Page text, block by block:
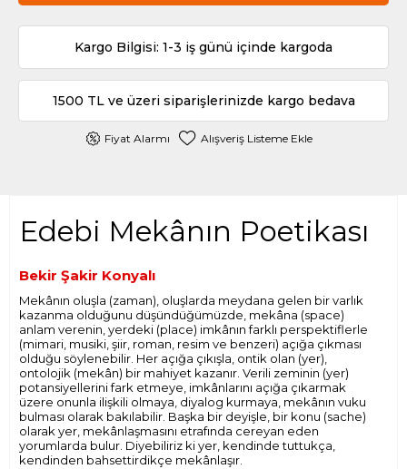
Kargo Bilgisi: 1-3 iş günü içinde kargoda
1500 TL ve üzeri siparişlerinizde kargo bedava
Fiyat Alarmı Alışveriş Listeme Ekle
Edebi Mekânın Poetikası
Bekir Şakir Konyalı
Mekânın oluşla (zaman), oluşlarda meydana gelen bir varlık
kazanma olduğunu düşündüğümüzde, mekâna (space)
anlam verenin, yerdeki (place) imkânın farklı perspektiflerle
(mimari, musiki, şiir, roman, resim ve benzeri) açığa çıkması
olduğu söylenebilir. Her açığa çıkışla, ontik olan (yer),
ontolojik (mekân) bir mahiyet kazanır. Verili zeminin (yer)
potansiyellerini fark etmeye, imkânlarını açığa çıkarmak
üzere onunla ilişkili olmaya, diyalog kurmaya, mekânın vuku
bulması olarak bakılabilir. Başka bir deyişle, bir konu (sache)
olarak yer, mekânlaşmasını etrafında cereyan eden
yorumlarda bulur. Diyebiliriz ki yer, kendinde tuttukça,
kendinden bahsettirdikçe mekânlaşır.